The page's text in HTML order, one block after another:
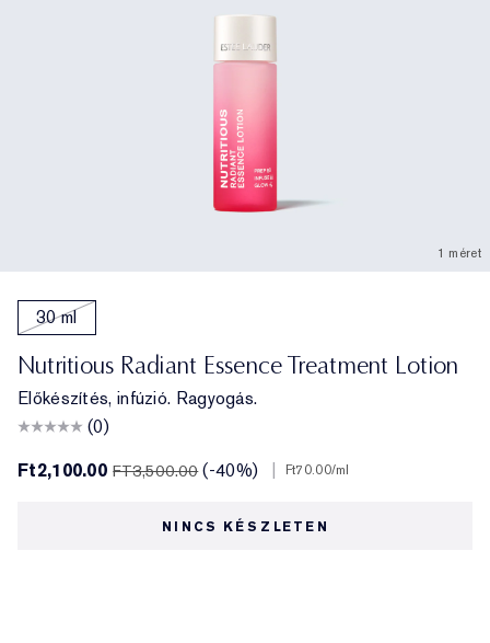
1 méret
30 ml
Nutritious Radiant Essence Treatment Lotion
Előkészítés, infúzió. Ragyogás.
(0)
Ft2,100.00FT3,500.00 (-40%) Ft70.00/ml
NINCS KÉSZLETEN